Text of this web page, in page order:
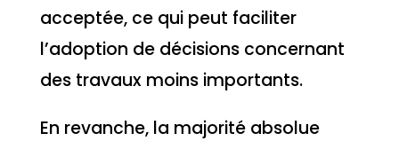
acceptée, ce qui peut faciliter
l’adoption de décisions concernant
des travaux moins importants.
En revanche, la majorité absolue